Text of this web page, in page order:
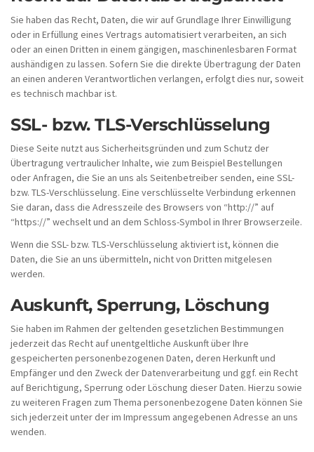
Sie haben das Recht, Daten, die wir auf Grundlage Ihrer Einwilligung
oder in Erfüllung eines Vertrags automatisiert verarbeiten, an sich
oder an einen Dritten in einem gängigen, maschinenlesbaren Format
aushändigen zu lassen. Sofern Sie die direkte Übertragung der Daten
an einen anderen Verantwortlichen verlangen, erfolgt dies nur, soweit
es technisch machbar ist.
SSL- bzw. TLS-Verschlüsselung
Diese Seite nutzt aus Sicherheitsgründen und zum Schutz der
Übertragung vertraulicher Inhalte, wie zum Beispiel Bestellungen
oder Anfragen, die Sie an uns als Seitenbetreiber senden, eine SSL-
bzw. TLS-Verschlüsselung. Eine verschlüsselte Verbindung erkennen
Sie daran, dass die Adresszeile des Browsers von “http://” auf
“https://” wechselt und an dem Schloss-Symbol in Ihrer Browserzeile.
Wenn die SSL- bzw. TLS-Verschlüsselung aktiviert ist, können die
Daten, die Sie an uns übermitteln, nicht von Dritten mitgelesen
werden.
Auskunft, Sperrung, Löschung
Sie haben im Rahmen der geltenden gesetzlichen Bestimmungen
jederzeit das Recht auf unentgeltliche Auskunft über Ihre
gespeicherten personenbezogenen Daten, deren Herkunft und
Empfänger und den Zweck der Datenverarbeitung und ggf. ein Recht
auf Berichtigung, Sperrung oder Löschung dieser Daten. Hierzu sowie
zu weiteren Fragen zum Thema personenbezogene Daten können Sie
sich jederzeit unter der im Impressum angegebenen Adresse an uns
wenden.